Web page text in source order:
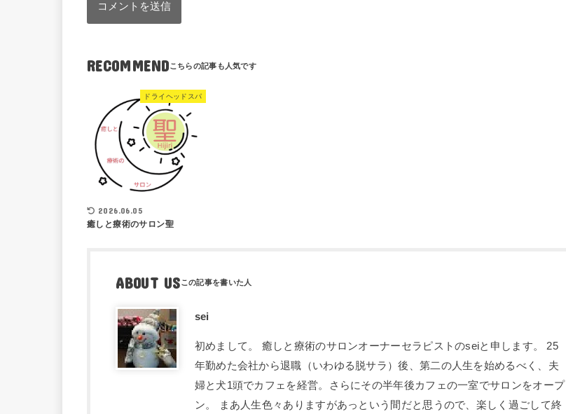
RECOMMEND
ドライヘッドスパ
2026.06.05
癒しと療術のサロン聖
ABOUT US
sei
初めまして。 癒しと療術のサロンオーナーセラピストのseiと申します。 25
年勤めた会社から退職（いわゆる脱サラ）後、第二の人生を始めるべく、夫
婦と犬1頭でカフェを経営。さらにその半年後カフェの一室でサロンをオープ
ン。 まあ人生色々ありますがあっという間だと思うので、楽しく過ごして終